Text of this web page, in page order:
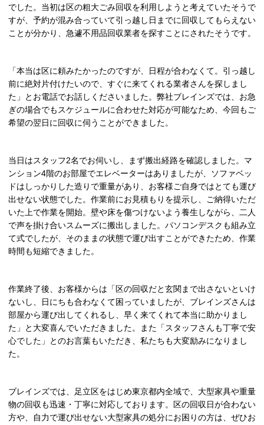
でした。当初は区の粗大ごみ回収を利用しようと考えていたそうで
すが、予約が混み合っていて引っ越し日までに回収してもらえない
ことが分かり、急遽不用品回収業者を探すことにされたそうです。
「本当は区に頼みたかったのですが、日程が合わなくて。引っ越し
前に絶対片付けたいので、すぐに来てくれる業者さんを探しまし
た」とお電話でお話しくださいました。弊社ブレインズでは、お急
ぎの場合でもスケジュールに合わせた対応が可能なため、今回もご
希望の翌日に回収に伺うことができました。
当日はスタッフ2名でお伺いし、まず搬出経路を確認しました。マ
ンション4階のお部屋でエレベーターはありましたが、ソファベッ
ドはしっかりした造りで重量があり、お客様ご自身ではとても運び
出せない状態でした。作業前にお見積もりを提示し、ご納得いただ
いた上で作業を開始。壁や床を傷つけないよう養生しながら、二人
で声を掛け合いスムーズに搬出しました。パソコンデスクも組み立
て式でしたが、そのままの状態で運び出すことができたため、作業
時間も短縮できました。
作業終了後、お客様からは「区の回収だと玄関まで出さないといけ
ないし、日にちも合わなくて困っていましたが、ブレインズさんは
部屋から運び出してくれるし、早く来てくれて本当に助かりまし
た」と大変喜んでいただきました。また「スタッフさんも丁寧で安
心でした」とのお言葉もいただき、私たちも大変励みになりまし
た。
ブレインズでは、足立区をはじめ東京都内全域で、大型家具や重量
物の回収も迅速・丁寧に対応しております。区の回収日が合わない
方や、自力で運び出せない大型家具の処分にお困りの方は、ぜひお